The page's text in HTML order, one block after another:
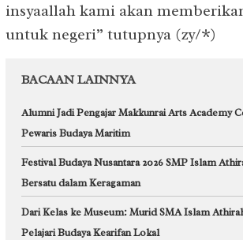
insyaallah kami akan
untuk negeri” tutupnya (zy/*)
BACAAN LAINNYA
Alumni Jadi Pengajar Makkunrai Arts Academy
Pewaris Budaya Maritim
Festival Budaya Nusantara 2026 SMP Islam
Bersatu dalam Keragaman
Dari Kelas ke Museum: Murid SMA Islam
Pelajari Budaya Kearifan Lokal